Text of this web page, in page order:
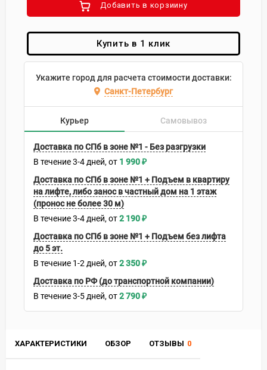
ХАРАКТЕРИСТИКИ ОБЗОР ОТЗЫВЫ 0
Добавить в корзиину
Купить в 1 клик
Укажите город для расчета стоимости доставки:
Санкт-Петербург
Курьер Самовывоз
Доставка по СПб в зоне №1 - Без разгрузки
В течение3-4 дней 1 990₽
Доставка по СПб в зоне №1 + Подъем в квартиру
на лифте, либо занос в частный дом на 1 этаж
(пронос не более 30 м)
В течение3-4 дней 2 190₽
Доставка по СПб в зоне №1 + Подъем без лифта
до 5 эт.
В течение 1-2 дней 2 350₽
Доставка по РФ (до транспортной компании)
В течение3-5 дней 2 790₽